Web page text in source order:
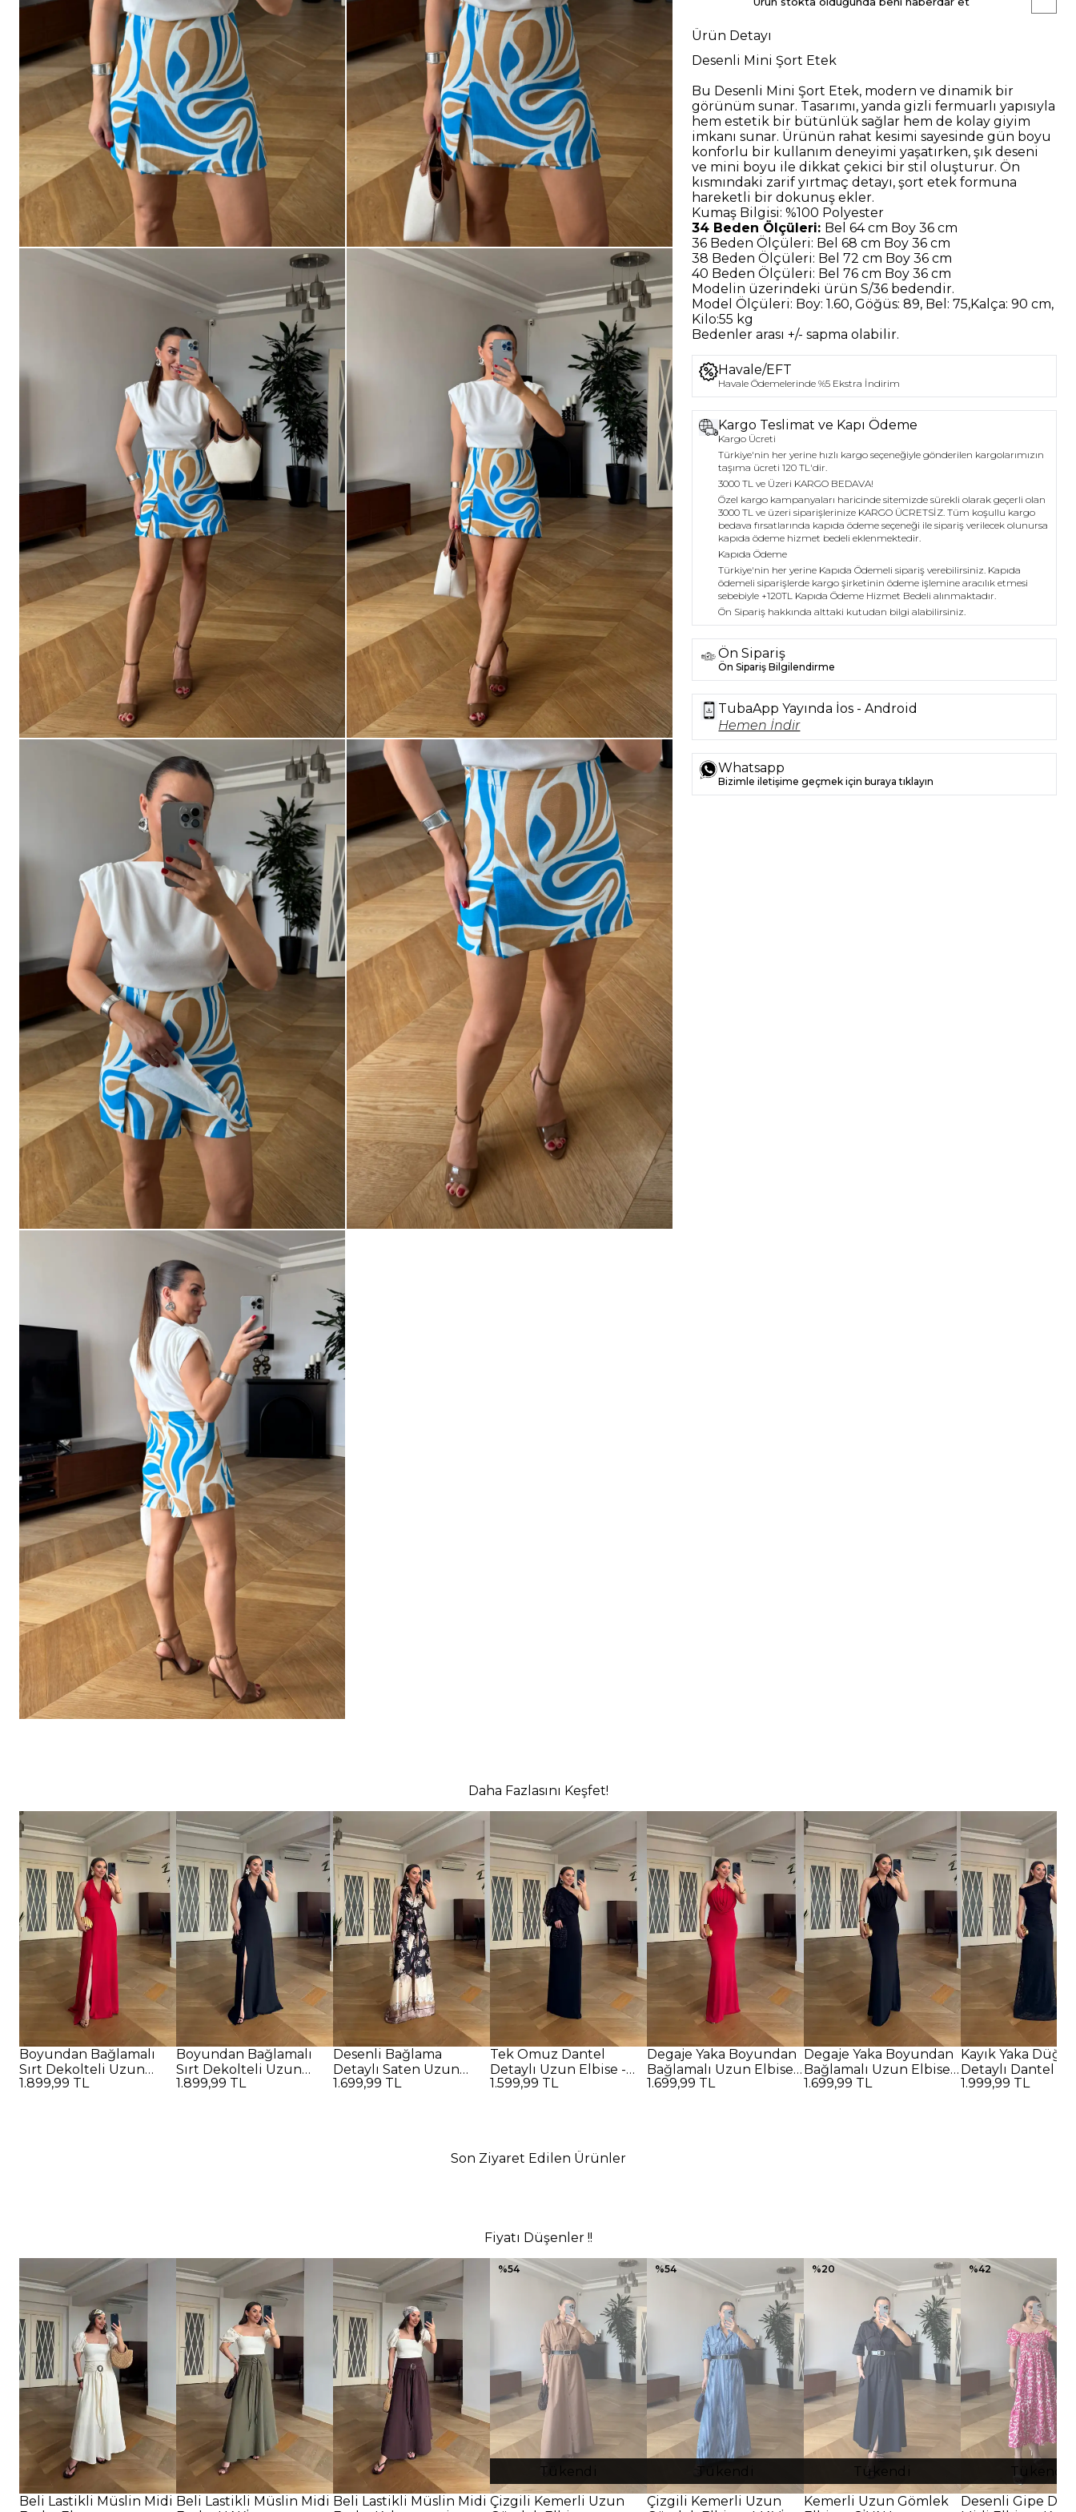
Ürün Detayı
Desenli Mini Şort Etek
Bu Desenli Mini Şort Etek, modern ve dinamik bir
görünüm sunar. Tasarımı,yanda gizli fermuarlı yapısıyla
hem estetik bir bütünlük sağlar hem de kolay giyim
imkanı sunar. Ürünün rahat kesimi sayesinde gün boyu
konforlu bir kullanım deneyimi yaşatırken,şık deseni
ve mini boyu ile dikkat çekici bir stil oluşturur. Ön
kısmındaki zarif yırtmaç detayı, şort etek formuna
hareketli bir dokunuş ekler.
Kumaş Bilgisi:%100 Polyester
34 Beden Ölçüleri: Bel 64 cm Boy 36 cm
36 Beden Ölçüleri: Bel 68 cm Boy 36 cm
38 Beden Ölçüleri: Bel 72 cm Boy 36 cm
40 Beden Ölçüleri: Bel 76 cm Boy 36 cm
Modelin üzerindeki ürünS/36 bedendir.
Model Ölçüleri: Boy: 1.60, Göğüs: 89, Bel: 75,Kalça: 90 cm,
Kilo:55 kg
Bedenler arası +/- sapma olabilir.
Havale/EFT
Havale Ödemelerinde %5 Ekstra İndirim
Kargo Teslimat ve Kapı Ödeme
Kargo Ücreti
Türkiye'nin her yerine hızlı kargo seçeneğiyle gönderilen kargolarımızın
taşıma ücreti 120 TL'dir.
3000 TL ve Üzeri KARGO BEDAVA!
Özel kargo kampanyaları haricinde sitemizde sürekli olarak geçerli olan
3000 TL ve üzeri siparişlerinize KARGO ÜCRETSİZ. Tüm koşullu kargo
bedava fırsatlarında kapıda ödeme seçeneği ile sipariş verilecek olunursa
kapıda ödeme hizmet bedeli eklenmektedir.
Kapıda Ödeme
Türkiye'nin her yerine Kapıda Ödemeli sipariş verebilirsiniz. Kapıda
ödemeli siparişlerde kargo şirketinin ödeme işlemine aracılık etmesi
sebebiyle +120TL Kapıda Ödeme Hizmet Bedeli alınmaktadır.
Ön Sipariş hakkında alttaki kutudan bilgi alabilirsiniz.
Ön Sipariş
Ön Sipariş Bilgilendirme
TubaApp Yayında İos - Android
Hemen İndir
Whatsapp
Bizimle iletişime geçmek için buraya tıklayın
Daha Fazlasını Keşfet!
Boyundan Bağlamalı
Sırt Dekolteli Uzun
Elbise - Kırmızı
1.899,99 TL
Boyundan Bağlamalı
Sırt Dekolteli Uzun
Elbise - SİYAH
1.899,99 TL
Desenli Bağlama
Detaylı Saten Uzun
Elbise - SİYAH
1.699,99 TL
Tek Omuz Dantel
Detaylı Uzun Elbise -
SİYAH
1.599,99 TL
Degaje Yaka Boyundan
Bağlamalı Uzun Elbise -
Kırmızı
1.699,99 TL
Degaje Yaka Boyundan
Bağlamalı Uzun Elbise -
SİYAH
1.699,99 TL
Kayık Yaka
Detaylı Dantel
Elbise - SİYAH
1.999,99 TL
Son Ziyaret Edilen Ürünler
Fiyatı Düşenler !!
Beli Lastikli Müslin Midi Beli Lastikli Müslin Midi Beli Lastikli Müslin Midi
Tükendi
%54
Çizgili Kemerli Uzun
Tükendi
%54
Çizgili Kemerli Uzun
Tükendi
%20
Kemerli Uzun Gömlek
Tükendi
%42
Desenli Gipe